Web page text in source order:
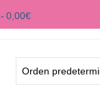
0,00€